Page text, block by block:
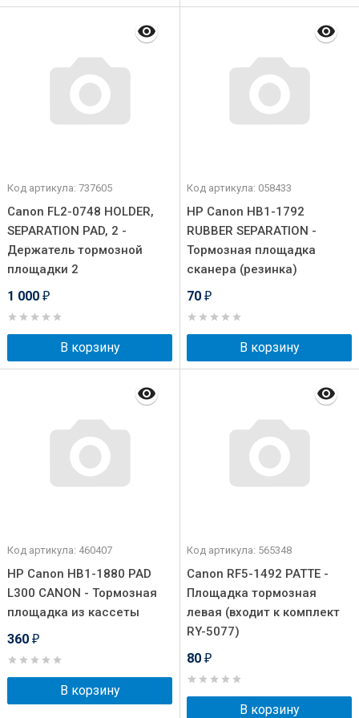
Код артикула: 737605
Canon FL2-0748 HOLDER,
SEPARATION PAD, 2 -
Держатель тормозной
площадки 2
1 000 ₽
В корзину
Код артикула: 058433
HP Canon HB1-1792
RUBBER SEPARATION -
Тормозная площадка
сканера (резинка)
70 ₽
В корзину
Код артикула: 460407
HP Canon HB1-1880 PAD
L300 CANON - Тормозная
площадка из кассеты
360 ₽
В корзину
Код артикула: 565348
Canon RF5-1492 PATTE -
Площадка тормозная
левая (входит к комплект
RY-5077)
80 ₽
В корзину